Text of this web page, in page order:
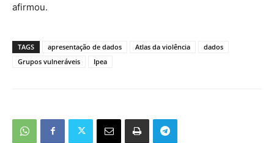
afirmou.
TAGS apresentação de dados Atlas da violência
dados
Grupos vulneráveis
Ipea